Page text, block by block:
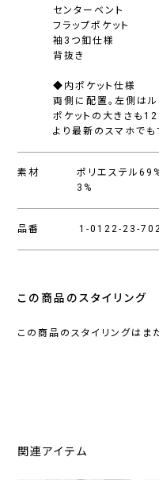
センターベント
フラップポケット
袖3つ釦仕様
背抜き
◆内ポケット仕様
両側に配置。左側は
ポケットの大きさも
より最新のスマホでも
素材
ポリエステル
3%
品番 1-0122-23-
この商品のスタイリング
この商品のスタイリングはま
関連アイテム